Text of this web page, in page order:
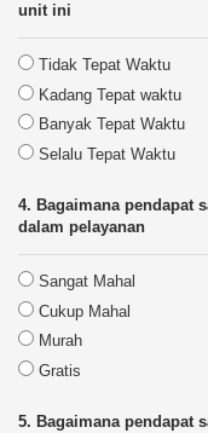
unit ini
Tidak Tepat Waktu
Kadang Tepat waktu
Banyak Tepat Waktu
Selalu Tepat Waktu
4. Bagaimana pendapat
dalam pelayanan
Sangat Mahal
Cukup Mahal
Murah
Gratis
5. Bagaimana pendapat